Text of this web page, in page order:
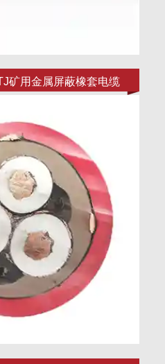
矿用金属屏蔽橡套电缆